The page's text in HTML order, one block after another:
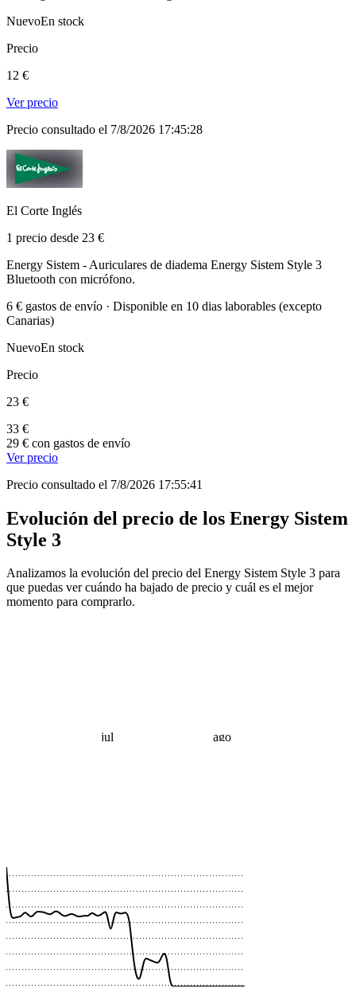
NuevoEn stock
Precio
12 €
Ver precio
Precio consultado el 7/8/2026 17:45:28
El Corte Inglés
1 precio desde 23 €
Energy Sistem - Auriculares de diadema Energy Sistem Style 3
Bluetooth con micrófono.
6 € gastos de envío · Disponible en 10 dias laborables (excepto
Canarias)
NuevoEn stock
Precio
23 €
33 €
29 € con gastos de envío
Ver precio
Precio consultado el 7/8/2026 17:55:41
Evolución del precio de los Energy Sistem
Style 3
Analizamos la evolución del precio del Energy Sistem Style 3 para
que puedas ver cuándo ha bajado de precio y cuál es el mejor
momento para comprarlo.
jul ago